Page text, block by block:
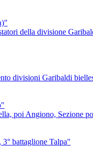
della divisione
divisioni Garibaldi
poi Angiono, Sezione
battaglione Talpa"